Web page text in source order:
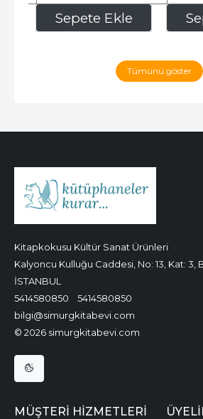
Sepete Ekle
284,90
Tümünü göster
Kitapkokusu Kültür Sanat Ürünleri
Kalyoncu Kulluğu Caddesi, No: 13, Kat: 3,
İSTANBUL
5414580850
5414580850
bilgi@simurgkitabevi.com
© 2026 simurgkitabevi.com
MÜŞTERI HIZMETLERI